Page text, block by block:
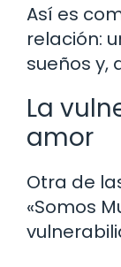
Así es
relación:
sueños y,
La
amor
Otra de
«Somos